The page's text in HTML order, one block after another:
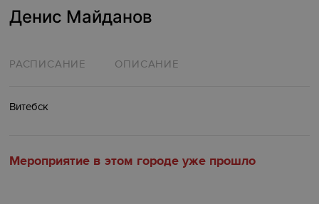
Денис Майданов
РАСПИСАНИЕ ОПИСАНИЕ
Витебск
Мероприятие в этом городе уже прошло